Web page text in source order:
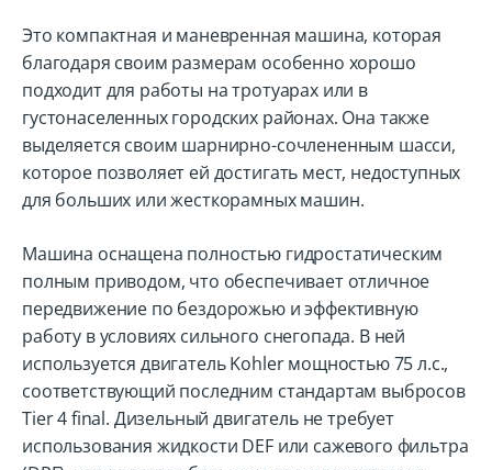
Это компактная и маневренная машина, которая
благодаря своим размерам особенно хорошо
подходит для работы на тротуарах или в
густонаселенных городских районах. Она также
выделяется своим шарнирно-сочлененным шасси,
которое позволяет ей достигать мест, недоступных
для больших или жесткорамных машин.
Машина оснащена полностью гидростатическим
полным приводом, что обеспечивает отличное
передвижение по бездорожью и эффективную
работу в условиях сильного снегопада. В ней
используется двигатель Kohler мощностью 75 л.с.,
соответствующий последним стандартам выбросов
Tier 4 final. Дизельный двигатель не требует
использования жидкости DEF или сажевого фильтра